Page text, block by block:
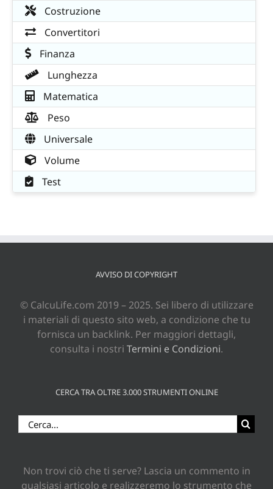
Costruzione
Convertitori
Finanza
Lunghezza
Matematica
Peso
Universale
Volume
Test
AVVISO DI COPYRIGHT
© CalcuLife.com 2019 – 2025. Sei libero di utilizzare
i materiali di questo sito web, a condizione che tu
fornisca un backlink. Per maggiori dettagli,
consulta i nostri Termini e Condizioni.
CERCA TRA OLTRE 3.000 STRUMENTI ONLINE
Cerca
per:
Non trovi ciò che ti serve? Lascia un commento in
qualsiasi articolo e realizzeremo lo strumento che